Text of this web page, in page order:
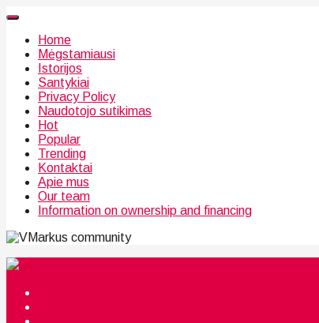
Home
Mėgstamiausi
Istorijos
Santykiai
Privacy Policy
Naudotojo sutikimas
Hot
Popular
Trending
Kontaktai
Apie mus
Our team
Information on ownership and financing
community